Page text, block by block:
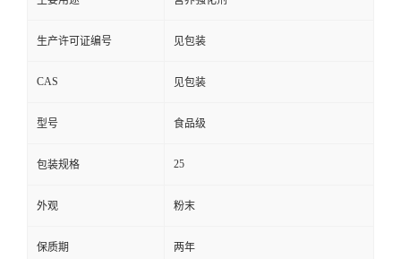
生产许可证编号 见包装
CAS 见包装
型号 食品级
包装规格 25
外观 粉末
保质期 两年